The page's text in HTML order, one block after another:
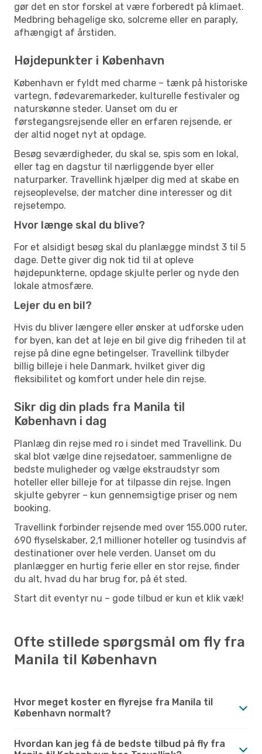
gør det en stor forskel at være forberedt på klimaet.
Medbring behagelige sko, solcreme eller en paraply,
afhængigt af årstiden.
Højdepunkter i København
København er fyldt med charme – tænk på historiske
vartegn, fødevaremarkeder, kulturelle festivaler og
naturskønne steder. Uanset om du er
førstegangsrejsende eller en erfaren rejsende, er
der altid noget nyt at opdage.
Besøg seværdigheder, du skal se, spis som en lokal,
eller tag en dagstur til nærliggende byer eller
naturparker. Travellink hjælper dig med at skabe en
rejseoplevelse, der matcher dine interesser og dit
rejsetempo.
Hvor længe skal du blive?
For et alsidigt besøg skal du planlægge mindst 3 til 5
dage. Dette giver dig nok tid til at opleve
højdepunkterne, opdage skjulte perler og nyde den
lokale atmosfære.
Lejer du en bil?
Hvis du bliver længere eller ønsker at udforske uden
for byen, kan det at leje en bil give dig friheden til at
rejse på dine egne betingelser. Travellink tilbyder
billig billeje i hele Danmark, hvilket giver dig
fleksibilitet og komfort under hele din rejse.
Sikr dig din plads fra Manila til
København i dag
Planlæg din rejse med ro i sindet med Travellink. Du
skal blot vælge dine rejsedatoer, sammenligne de
bedste muligheder og vælge ekstraudstyr som
hoteller eller billeje for at tilpasse din rejse. Ingen
skjulte gebyrer – kun gennemsigtige priser og nem
booking.
Travellink forbinder rejsende med over 155.000 ruter,
690 flyselskaber, 2,1 millioner hoteller og tusindvis af
destinationer over hele verden. Uanset om du
planlægger en hurtig ferie eller en stor rejse, finder
du alt, hvad du har brug for, på ét sted.
Start dit eventyr nu – gode tilbud er kun et klik væk!
Ofte stillede spørgsmål om fly fra
Manila til København
Hvor meget koster en flyrejse fra Manila til
København normalt?
Hvordan kan jeg få de bedste tilbud på fly fra